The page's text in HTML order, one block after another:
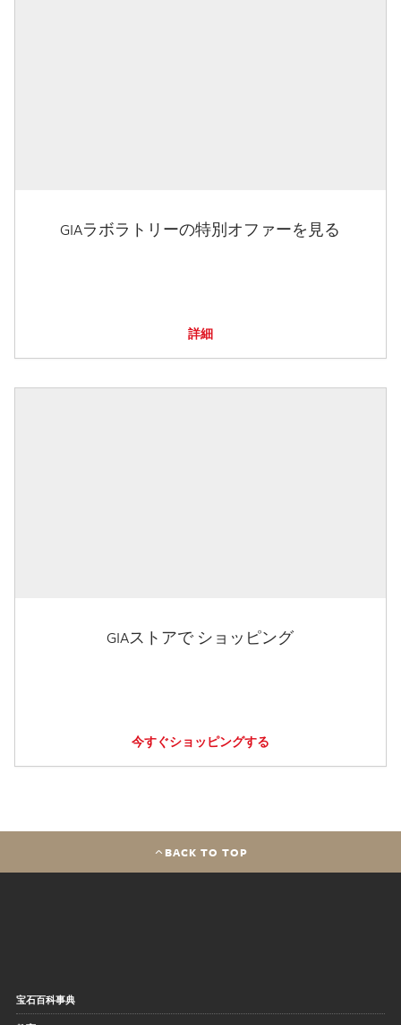
GIAラボラトリーの特別オファーを見る
詳細
GIAストアで ショッピング
今すぐショッピングする
BACK TO TOP
宝石百科事典